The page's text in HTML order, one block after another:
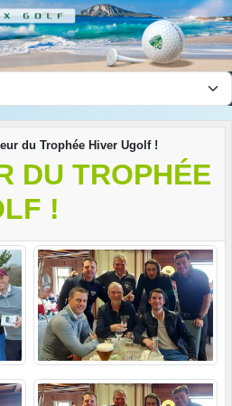
du Trophée Hiver Ugolf !
DU TROPHÉE
!